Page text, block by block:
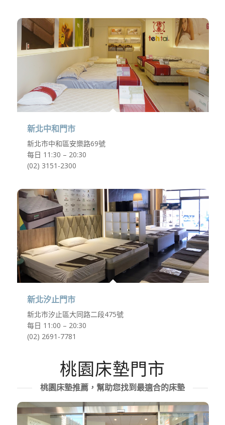
新北中和門市
新北市中和區安樂路69號
每日 11:30 – 20:30
(02) 3151-2300
新北汐止門市
新北市汐止區大同路二段475號
每日 11:00 – 20:30
(02) 2691-7781
桃園床墊門市
桃園床墊推薦，幫助您找到最適合的床墊